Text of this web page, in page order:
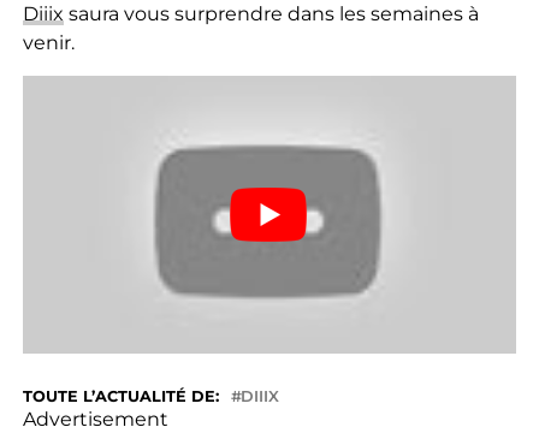
Diiix saura vous surprendre dans les semaines à
venir.
TOUTE L’ACTUALITÉ DE: DIIIX
Advertisement